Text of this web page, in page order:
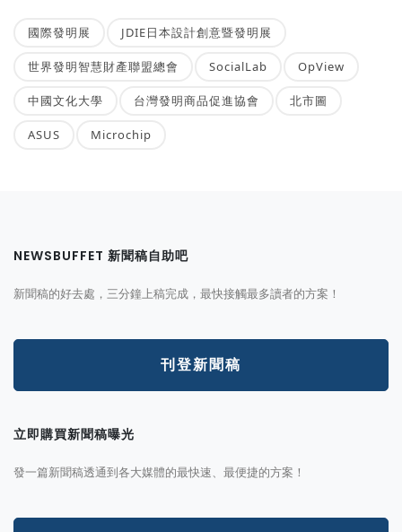
國際發明展 JDIE日本設計創意暨發明展
世界發明智慧財產聯盟總會 SocialLab OpView
中國文化大學 台灣發明商品促進協會 北市圖
ASUS Microchip
NEWSBUFFET 新聞稿自助吧
新聞稿的好去處，三分鐘上稿完成，最快接觸最多讀者的方案！
刊登新聞稿
立即購買新聞稿曝光
發一篇新聞稿透通到各大媒體的最快速、最便捷的方案！